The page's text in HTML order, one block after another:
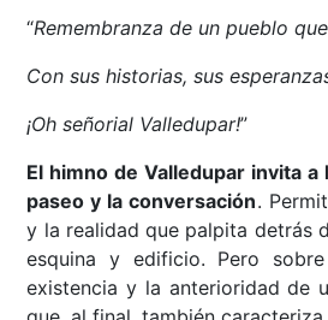
“Remembranza de un pueblo
Con sus historias, sus
¡Oh señorial Valledupar!”
El himno de Valledupar invita a
paseo y la conversación.
y la realidad que palpita detrás
esquina y edificio. Pero
existencia y la anterioridad de